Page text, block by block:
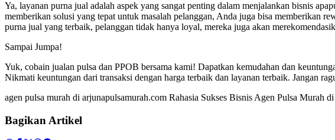
Ya, layanan purna jual adalah aspek yang sangat penting dalam menjalankan bisnis
memberikan solusi yang tepat untuk masalah pelanggan, Anda juga bisa memberikan
purna jual yang terbaik, pelanggan tidak hanya loyal, mereka juga akan
Sampai Jumpa!
Yuk, cobain jualan pulsa dan PPOB bersama kami! Dapatkan kemudahan dan
Nikmati keuntungan dari transaksi dengan harga terbaik dan layanan terbaik. Jangan
agen pulsa murah di arjunapulsamurah.com Rahasia Sukses Bisnis Agen Pulsa Murah
Bagikan Artikel